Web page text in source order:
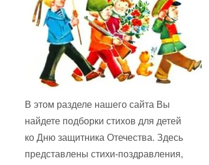
В этом разделе нашего сайта Вы
найдете подборки стихов для детей
ко Дню защитника Отечества. Здесь
представлены стихи-поздравления,